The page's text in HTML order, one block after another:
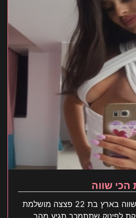
הכי שווה
ארייה סטודנטית הכי שווה בארץ בת 22 פצצה מושלמת